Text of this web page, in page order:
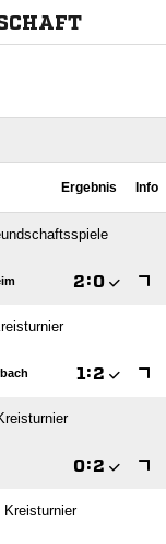
Ergebnis Info
:
 :
:
Kreisturnier